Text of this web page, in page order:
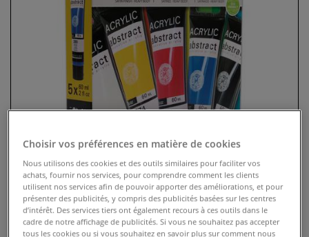
Choisir vos préférences en matière de cookies
Nous utilisons des cookies et des outils similaires pour faciliter vos
achats, fournir nos services, pour comprendre comment les clients
utilisent nos services afin de pouvoir apporter des améliorations, et pour
présenter des publicités, y compris des publicités basées sur les centres
d’intérêt. Des services tiers ont également recours à ces outils dans le
cadre de notre affichage de publicités. Si vous ne souhaitez pas accepter
tous les cookies ou si vous souhaitez en savoir plus sur comment nous